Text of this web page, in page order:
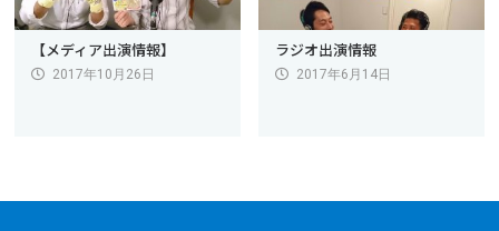
【メディア出演情報】
2017年10月26日
ラジオ出演情報
2017年6月14日